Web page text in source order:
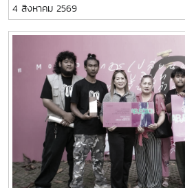
บริการวิชาการ และวิเทศสัมพันธ์ เป็นวิท
workshop ให้บุคลากรสายสนับสนุนใน
กระบวนการสำคัญภายใต้งานของตนเอ
สรุปภาพรวมกระบวนการทำงาน โดยย่
5 ส่วน ได้แก่Suppliers (ผู้ส่งมอบ
(กระบวนการ)เครื่องมือนี้ช่วยให้ทีมงาน
ต้นน้ำถึงปลายน้ำที่แต่ละฝ่ายทำงานสอ
ตรงกันและใช้ปรับปรุงงานเพื่อให้องค์ก
MJUFacebook
:https://www.facebook.com/
:https://
4 สิงหาคม 2569